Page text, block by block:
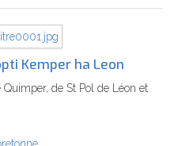
Kemper ha Leon
de St Pol de Léon et